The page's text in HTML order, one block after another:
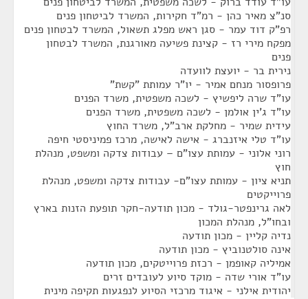
סנ"צ מאיר כהן - רמ"ד חקירות, המשרד לביטחון פנים
רפ"ק דוד עמר - סגן ראש מפלג תשאול, המשרד לבטחון פנים
מפקח מירי רז - קצינת פשיעה מאורגנת, המשרד לבטחון
פנים
נירית בר - יועצת לוועדה
פרופסור מנחם אמיר - יו"ר עמותת "קשת"
עו"ד שרה ליפשיץ - לשכה משפטית, משרד הפנים
עו"ד ג'ין אולמן - לשכה משפטית, משרד הפנים
עידית שמיר - מחלקת ארב"ל, משרד החוץ
עו"ד טלי איזנברג - אישה לאישה, מרכז פמיניסטי חיפה
רוני אלוני - עמותת עצו"ם – עבודות צדקה ומשפט, מנהלת
חוץ
תניא ציון - עמותת עצו"ם- עבודות צדקה ומשפט, מנהלת
פרוייקטים
לאה גרינפטר-גולד - מכון תודעה-חקר תופעת הזנות בארץ
ובחו"ל, מנהלת המכון
נדיה קליין - מכון תודעה
אינה סולטנוביץ - מכון תודעה
אמיליה קאופמן - רכזת פרוייטקים, מכון תודעה
עו"ד אורי שדה - מוקד סיוע לעובדים זרים
יהודית אילני - איגוד מרכזי הסיוע לנפגעות תקיפה מינית